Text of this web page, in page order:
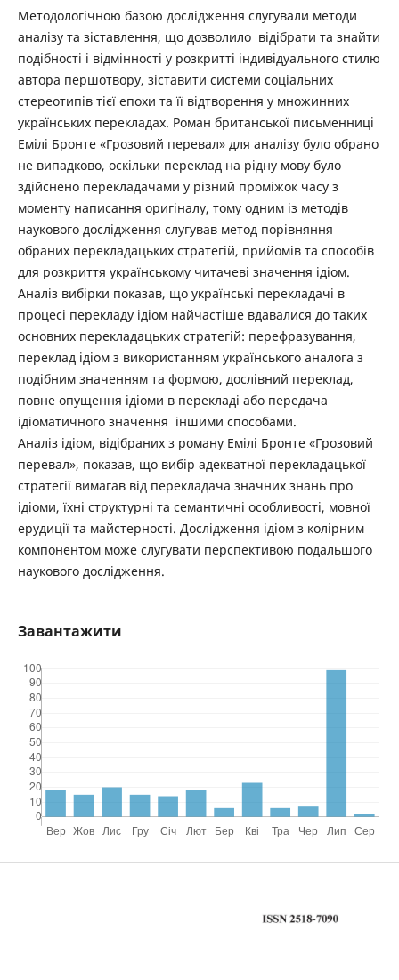
Методологічною базою дослідження слугували методи
аналізу та зіставлення, що дозволило відібрати та знайти
подібності і відмінності у розкритті індивідуального стилю
автора першотвору, зіставити системи соціальних
стереотипів тієї епохи та її відтворення у множинних
українських перекладах. Роман британської письменниці
Емілі Бронте «Грозовий перевал» для аналізу було обрано
не випадково, оскільки переклад на рідну мову було
здійснено перекладачами у різний проміжок часу з
моменту написання оригіналу, тому одним із методів
наукового дослідження слугував метод порівняння
обраних перекладацьких стратегій, прийомів та способів
для розкриття українському читачеві значення ідіом.
Аналіз вибірки показав, що українські перекладачі в
процесі перекладу ідіом найчастіше вдавалися до таких
основних перекладацьких стратегій: перефразування,
переклад ідіом з використанням українського аналога з
подібним значенням та формою, дослівний переклад,
повне опущення ідіоми в перекладі або передача
ідіоматичного значення іншими способами.
Аналіз ідіом, відібраних з роману Емілі Бронте «Грозовий
перевал», показав, що вибір адекватної перекладацької
стратегії вимагав від перекладача значних знань про
ідіоми, їхні структурні та семантичні особливості, мовної
ерудиції та майстерності. Дослідження ідіом з колірним
компонентом може слугувати перспективою подальшого
наукового дослідження.
Завантажити